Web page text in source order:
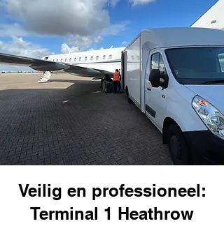
Veilig en professioneel:
Terminal 1 Heathrow